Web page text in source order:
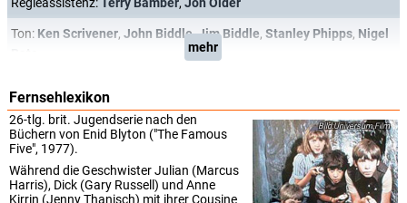
Ton: Ken Scrivener, John Biddle,Jim Biddle, Stanley Phipps, Nigel
mehr
Fernsehlexikon
Universum Film
26-tlg. brit. Jugendserie nach den
Büchern von Enid Blyton ("The Famous
Five", 1977).
Während die Geschwister Julian (Marcus
Harris), Dick (Gary Russell) und Anne
Kirrin (Jenny Thanisch) mit ihrer Cousine